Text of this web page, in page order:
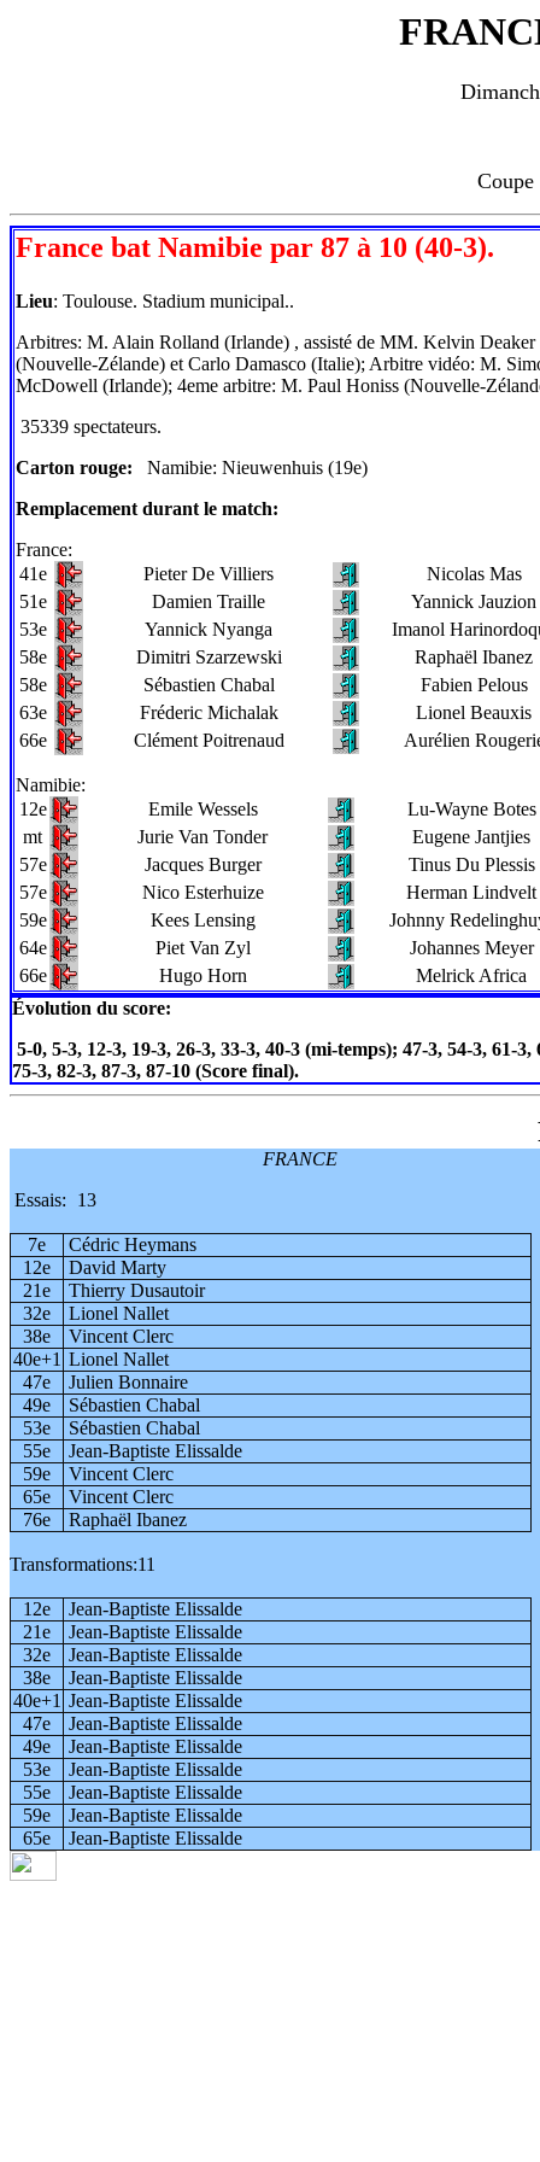
France bat Namibie par 87 à 10 (40-3).
Lieu: Toulouse. Stadium municipal..
Arbitres: M. Alain Rolland (Irlande) , assisté de MM. Kelvin Deaker
(Nouvelle-Zélande) et Carlo Damasco (Italie); Arbitre vidéo: M.
McDowell (Irlande); 4eme arbitre: M. Paul Honiss (Nouvelle-
35339 spectateurs.
Carton rouge:
Namibie: Nieuwenhuis (19e)
Remplacement durant le match:
France:
41e
Pieter De Villiers
Nicolas Mas
51e
Damien Traille
Yannick Jauzion
53e
Yannick Nyanga
Imanol
58e
Dimitri Szarzewski
Raphaël Ibanez
58e
Sébastien Chabal
Fabien Pelous
63e
Fréderic Michalak
Lionel Beauxis
66e
Clément Poitrenaud Aurélien
Namibie:
12e
Emile Wessels
Lu-Wayne Botes
mt
Jurie Van Tonder
Eugene Jantjies
57e
Jacques Burger
Tinus Du Plessis
57e
Nico Esterhuize
Herman Lindvelt
59e
Kees Lensing
Johnny
64e
Piet Van Zyl
Johannes Meyer
66e
Hugo Horn
Melrick Africa
Évolution du score:
5-0, 5-3, 12-3, 19-3, 26-3, 33-3, 40-3 (mi-temps); 47-3, 54-3, 61-3,
75-3, 82-3, 87-3, 87-10 (Score final).
FRANCE
Essais:
13
7e
Cédric Heymans
12e
David Marty
21e
Thierry Dusautoir
32e
Lionel Nallet
38e
Vincent Clerc
40e+1 Lionel Nallet
47e
Julien Bonnaire
49e
Sébastien Chabal
53e
Sébastien Chabal
55e
Jean-Baptiste Elissalde
59e
Vincent Clerc
65e
Vincent Clerc
76e
Raphaël Ibanez
Transformations:11
12e
Jean-Baptiste Elissalde
21e
Jean-Baptiste Elissalde
32e
Jean-Baptiste Elissalde
38e
Jean-Baptiste Elissalde
40e+1 Jean-Baptiste Elissalde
47e
Jean-Baptiste Elissalde
49e
Jean-Baptiste Elissalde
53e
Jean-Baptiste Elissalde
55e
Jean-Baptiste Elissalde
59e
Jean-Baptiste Elissalde
65e
Jean-Baptiste Elissalde